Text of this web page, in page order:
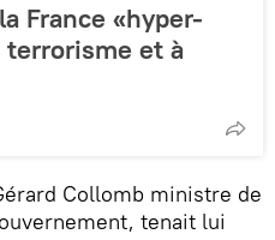
France «hyper-
terrorisme et à
Collomb ministre de
tenait lui